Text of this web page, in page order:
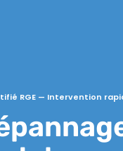
RGE — Intervention